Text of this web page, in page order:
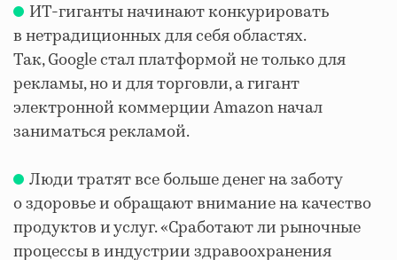
ИТ-гиганты начинают конкурировать
в нетрадиционных для себя областях.
Так, Google стал платформой не только для
рекламы, но и для торговли, а гигант
электронной коммерции Amazon начал
заниматься рекламой.
Люди тратят все больше денег на заботу
о здоровье и обращают внимание на качество
продуктов и услуг. «Сработают ли рыночные
процессы в индустрии здравоохранения